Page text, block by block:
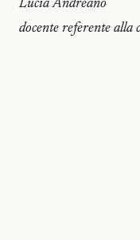
Lucia Andreano
docente referente